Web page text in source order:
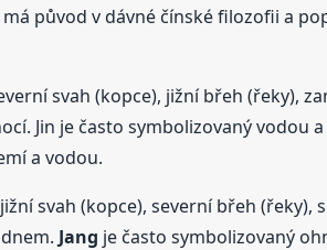
má původ v dávné čínské filozofii a
svah (kopce), jižní břeh (řeky),
Jin je často symbolizovaný vodou
a vodou.
svah (kopce), severní břeh
Jang je často symbolizovaný